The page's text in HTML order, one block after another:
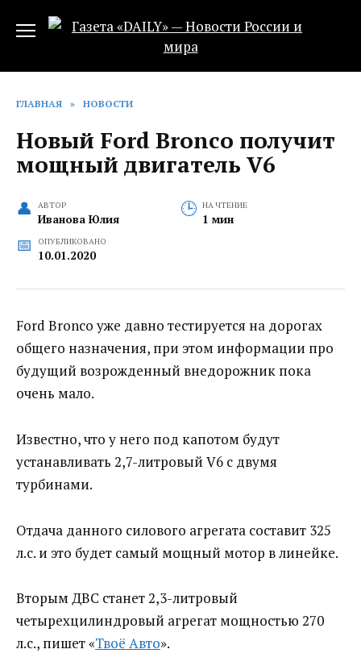
ГЛАВНАЯ » НОВОСТИ
Новый Ford Bronco получит
мощный двигатель V6
АВТОР
Иванова Юлия
НА ЧТЕНИЕ
1 мин
ОПУБЛИКОВАНО
10.01.2020
Ford Bronco уже давно тестируется на дорогах
общего назначения, при этом информации про
будущий возрожденный внедорожник пока
очень мало.
Известно, что у него под капотом будут
устанавливать 2,7-литровый V6 с двумя
турбинами.
Отдача данного силового агрегата составит 325
л.с. и это будет самый мощный мотор в линейке.
Вторым ДВС станет 2,3-литровый
четырехцилиндровый агрегат мощностью 270
л.с., пишет «Твоё Авто».